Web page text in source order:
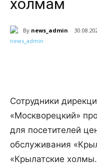
холмам
By news_admin
Сотрудники
«Москворецкий»
для посетителей
обслуживания
«Крылатские